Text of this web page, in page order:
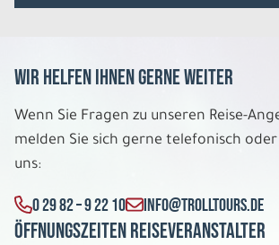
Wir helfen Ihnen gerne weiter
Wenn Sie Fragen zu unseren Reise-
melden Sie sich gerne telefonisch
uns:
0 29 82 – 9 22 10 INFO@TROLLTOURS.DE
Öffnungszeiten Reiseveranstalter